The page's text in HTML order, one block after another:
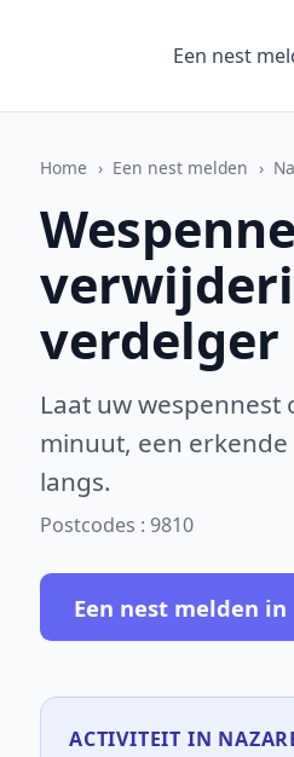
Een nest
Home › Een nest melden ›
verdelger
Laat uw
minuut, een
langs.
Postcodes : 9810
Een nest melden
ACTIVITEIT IN